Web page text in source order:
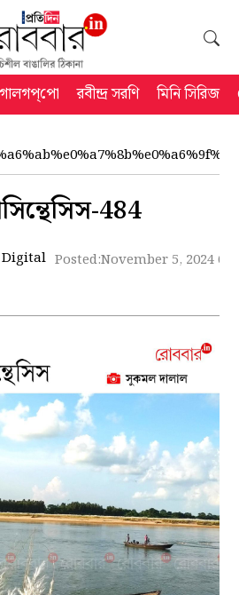
রবীন্দ্র সরণি মিনি সিরিজ
484
Digital Posted:November 5, 2024